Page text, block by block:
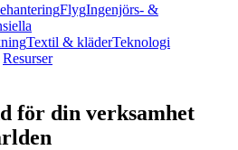
FlygIngenjörs- &
Textil & kläderTeknologi
Resurser
för din verksamhet